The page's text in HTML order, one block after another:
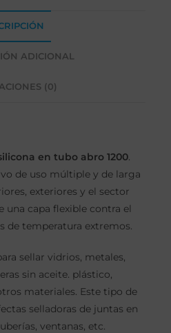
ADICIONAL
(0)
en tubo abro 1200.
de uso múltiple y de larga
exteriores y el sector
una capa flexible contra el
de temperatura extremos.
sellar vidrios, metales,
sin aceite. plástico,
materiales. Este tipo de
selladoras de juntas en
ventanas, etc.